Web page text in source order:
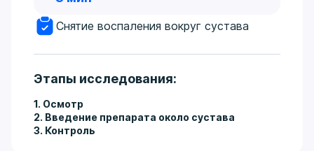
Снятие воспаления вокруг сустава
Этапы исследования:
1. Осмотр
2. Введение препарата около сустава
3. Контроль